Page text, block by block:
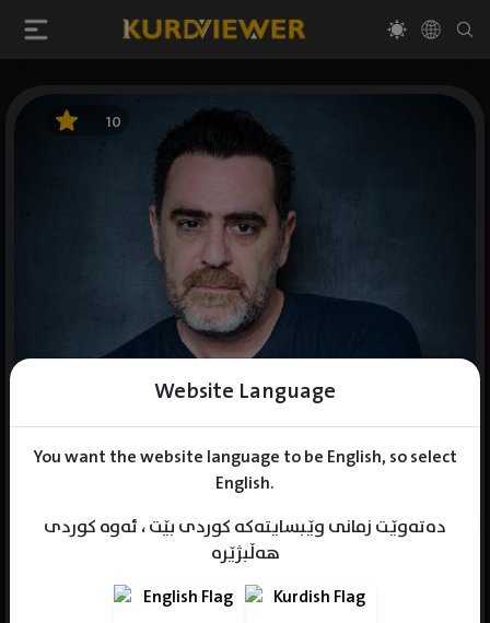
Website Language
You want the website language to be English, so select
English.
دەتەوێت زمانی وێبسایتەکە کوردی بێت ، ئەوە کوردی
هەڵبژێرە
10
Gender : male